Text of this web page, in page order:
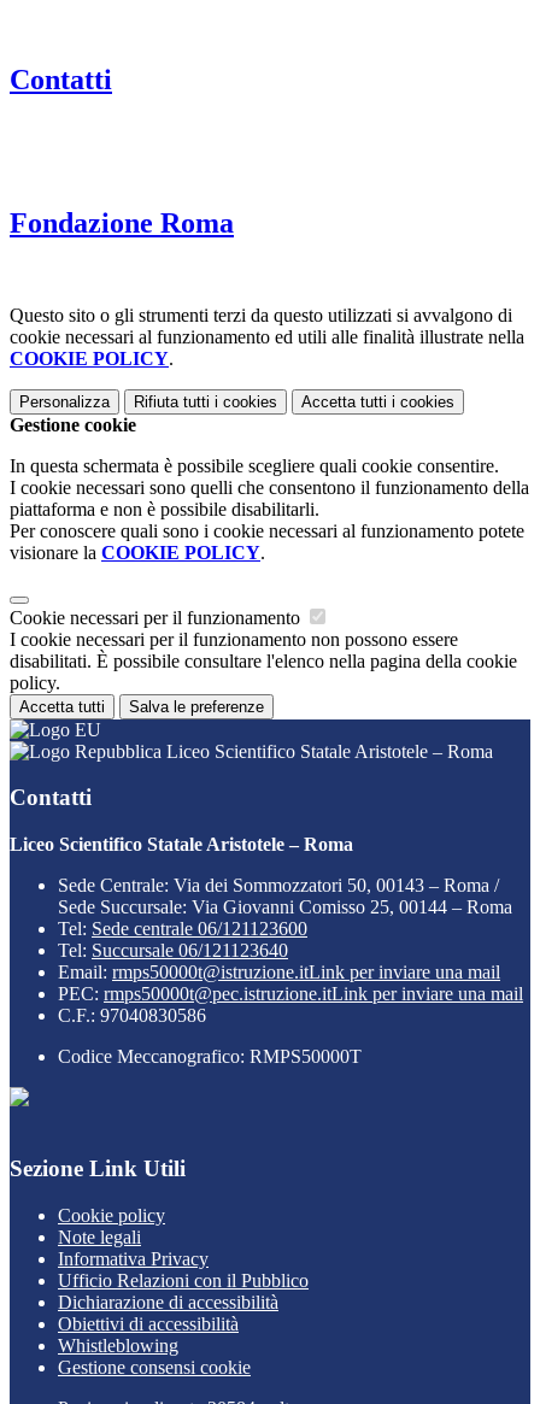
Contatti
Fondazione Roma
Questo sito o gli strumenti terzi da questo utilizzati si avvalgono di
cookie necessari al funzionamento ed utili alle finalità illustrate nella
COOKIE POLICY.
Personalizza Rifiuta tutti i cookies Accetta tutti i cookies
Gestione cookie
In questa schermata è possibile scegliere quali cookie consentire.
I cookie necessari sono quelli che consentono il funzionamento della
piattaforma e non è possibile disabilitarli.
Per conoscere quali sono i cookie necessari al funzionamento potete
visionare la COOKIE POLICY.
Cookie necessari per il funzionamento
I cookie necessari per il funzionamento non possono essere
disabilitati. È possibile consultare l'elenco nella pagina della cookie
policy.
Accetta tutti Salva le preferenze
Liceo Scientifico Statale Aristotele – Roma
Contatti
Liceo Scientifico Statale Aristotele – Roma
Sede Centrale: Via dei Sommozzatori 50, 00143 – Roma /
Sede Succursale: Via Giovanni Comisso 25, 00144 – Roma
Tel: Sede centrale 06/121123600
Tel: Succursale 06/121123640
Email: rmps50000t@istruzione.itLink per inviare una mail
PEC: rmps50000t@pec.istruzione.itLink per inviare una mail
C.F.: 97040830586
Codice Meccanografico: RMPS50000T
Sezione Link Utili
Cookie policy
Note legali
Informativa Privacy
Ufficio Relazioni con il Pubblico
Dichiarazione di accessibilità
Obiettivi di accessibilità
Whistleblowing
Gestione consensi cookie